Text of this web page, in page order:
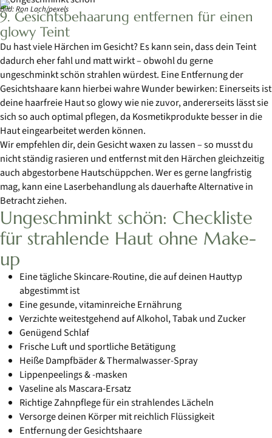
Bild: Ron Lach/pexels
9. Gesichtsbehaarung entfernen für einen
glowy Teint
Du hast viele Härchen im Gesicht? Es kann sein, dass dein Teint
dadurch eher fahl und matt wirkt – obwohl du gerne
ungeschminkt schön strahlen würdest. Eine Entfernung der
Gesichtshaare kann hierbei wahre Wunder bewirken: Einerseits ist
deine haarfreie Haut so glowy wie nie zuvor, andererseits lässt sie
sich so auch optimal pflegen, da Kosmetikprodukte besser in die
Haut eingearbeitet werden können.
Wir empfehlen dir, dein Gesicht waxen zu lassen – so musst du
nicht ständig rasieren und entfernst mit den Härchen gleichzeitig
auch abgestorbene Hautschüppchen. Wer es gerne langfristig
mag, kann eine Laserbehandlung als dauerhafte Alternative in
Betracht ziehen.
Ungeschminkt schön: Checkliste
für strahlende Haut ohne Make-
up
Eine tägliche Skincare-Routine, die auf deinen Hauttyp
abgestimmt ist
Eine gesunde, vitaminreiche Ernährung
Verzichte weitestgehend auf Alkohol, Tabak und Zucker
Genügend Schlaf
Frische Luft und sportliche Betätigung
Heiße Dampfbäder & Thermalwasser-Spray
Lippenpeelings & -masken
Vaseline als Mascara-Ersatz
Richtige Zahnpflege für ein strahlendes Lächeln
Versorge deinen Körper mit reichlich Flüssigkeit
Entfernung der Gesichtshaare